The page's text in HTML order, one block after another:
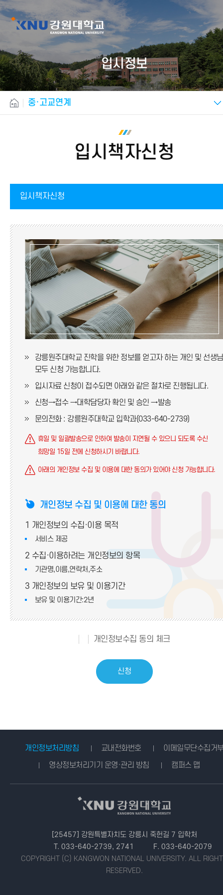
입시정보
중·고교연계
입시책자신청
입시책자신청
입시책자신청
프로그램신청
컨퍼런스신청
입시설명회
강릉원주대학교 진학을 위한 정보를 얻고자 하는 개인 및 선생님
모두 신청 가능합니다.
입시자료 신청이 접수되면 아래와 같은 절차로 진행됩니다.
신청→접수 →대학담당자 확인 및 승인 →발송
문의전화 : 강릉원주대학교 입학과(033-640-2739)
휴일 및 일괄발송으로 인하여 발송이 지연될 수 있으니 되도록 수신
희망일 15일 전에 신청하시기 바랍니다.
아래의 개인정보 수집 및 이용에 대한 동의가 있어야 신청 가능합니다.
개인정보 수집 및 이용에 대한 동의
1 개인정보의 수집·이용 목적
서비스 제공
2 수집·이용하려는 개인정보의 항목
기관명,이름,연락처,주소
3 개인정보의 보유 및 이용기간
보유 및 이용기간:2년
개인정보수집 동의 체크
개인정보처리방침 교내전화번호
이메일무단수집거
영상정보처리기기 운영·관리 방침
캠퍼스 맵
[25457] 강원특별자치도 강릉시 죽헌길 7 입학처
T. 033-640-2739, 2741
F. 033-640-2079
COPYRIGHT (C) KANGWON NATIONAL UNIVERSITY. ALL
RESERVED.